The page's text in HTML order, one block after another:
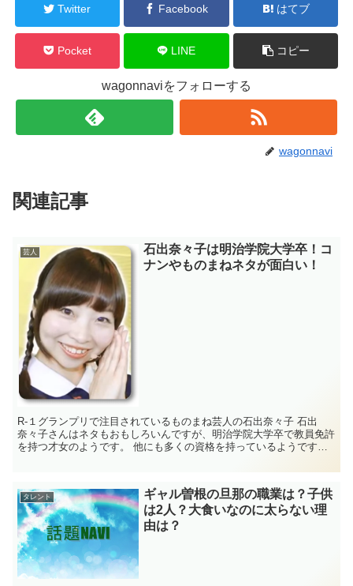
Twitter Facebook はてブ
Pocket LINE コピー
wagonnaviをフォローする
wagonnavi
関連記事
芸人
石出奈々子は明治学院大学卒！コ
ナンやものまねネタが面白い！
R-１グランプリで注目されているものまね芸人の石出奈々子 石出
奈々子さんはネタもおもしろいんですが、明治学院大学卒で教員免許
を持つ才女のようです。 他にも多くの資格を持っているようです。
タレント
ギャル曽根の旦那の職業は？子供
は2人？大食いなのに太らない理
由は？